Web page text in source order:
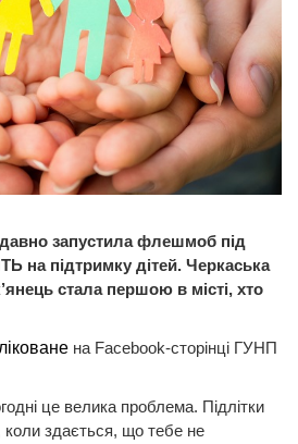
запустила флешмоб під
на підтримку дітей. Черкаська
стала першою в місті, хто
на Facebook-сторінці ГУНП
це велика проблема. Підлітки
коли здається, що тебе не